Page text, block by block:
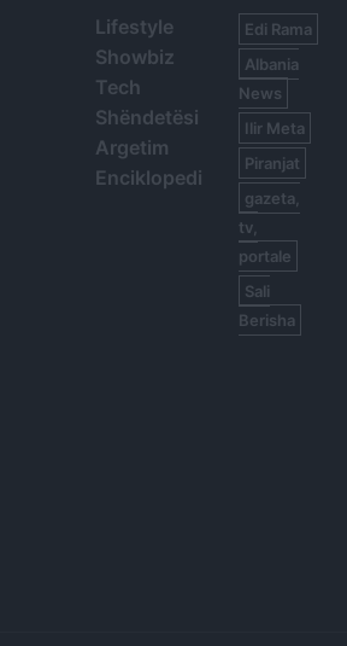
Lifestyle
Showbiz
Tech
Shëndetësi
Argetim
Enciklopedi
Edi Rama
Albania
News
Ilir Meta
Piranjat
gazeta,
tv,
portale
Sali
Berisha